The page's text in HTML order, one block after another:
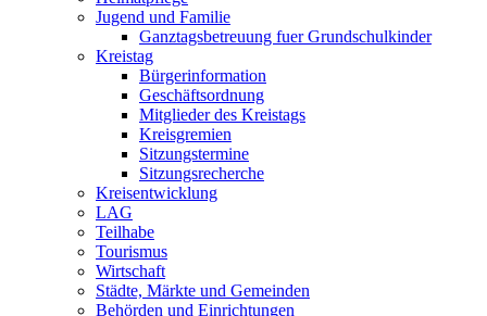
Jugend und Familie
Ganztagsbetreuung fuer Grundschulkinder
Kreistag
Bürgerinformation
Geschäftsordnung
Mitglieder des Kreistags
Kreisgremien
Sitzungstermine
Sitzungsrecherche
Kreisentwicklung
LAG
Teilhabe
Tourismus
Wirtschaft
Städte, Märkte und Gemeinden
Behörden und Einrichtungen